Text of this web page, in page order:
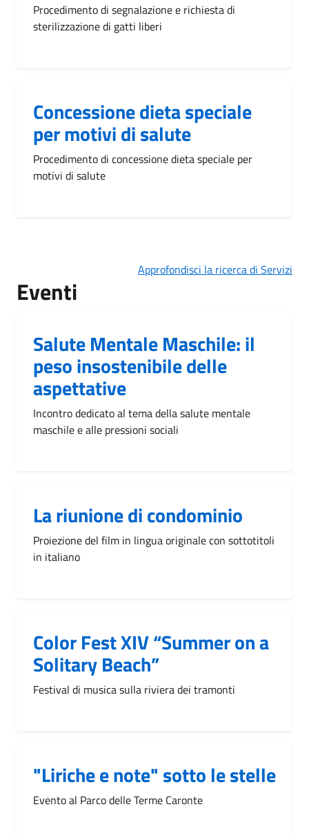
Procedimento di segnalazione e richiesta di
sterilizzazione di gatti liberi
Concessione dieta speciale
per motivi di salute
Procedimento di concessione dieta speciale per
motivi di salute
Approfondisci la ricerca di Servizi
Eventi
Salute Mentale Maschile: il
peso insostenibile delle
aspettative
Incontro dedicato al tema della salute mentale
maschile e alle pressioni sociali
La riunione di condominio
Proiezione del film in lingua originale con sottotitoli
in italiano
Color Fest XIV “Summer on a
Solitary Beach”
Festival di musica sulla riviera dei tramonti
"Liriche e note" sotto le stelle
Evento al Parco delle Terme Caronte